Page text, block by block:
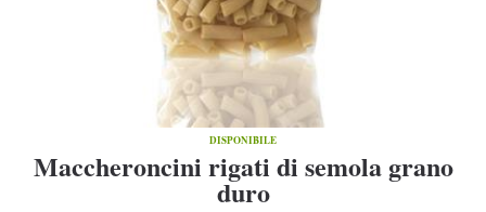
DISPONIBILE
Maccheroncini rigati di semola grano
duro